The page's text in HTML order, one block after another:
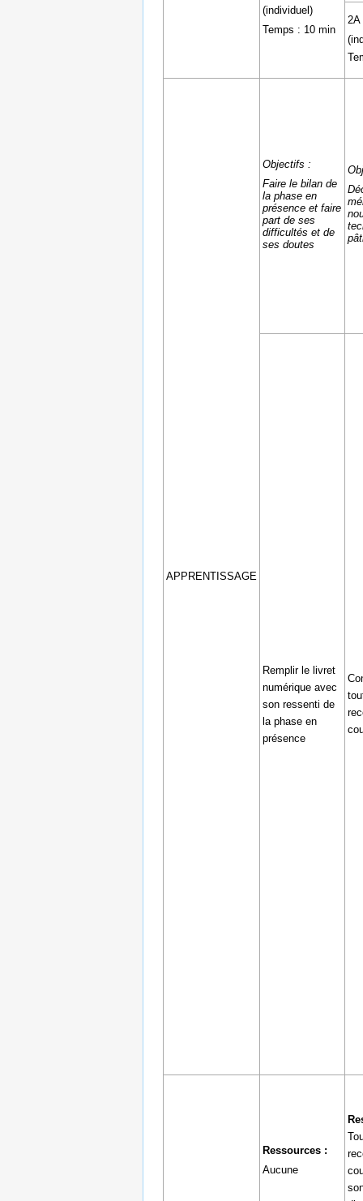
(individuel)
Temps : 10 min
2A
APPRENTISSAGE
Objectifs :
Faire le bilan de
la phase en
présence et faire
part de ses
difficultés et de
ses doutes
Remplir le livret
numérique avec
son ressenti de
la phase en
présence
Ressources :
Aucune